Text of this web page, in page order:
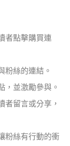
者點擊購買連
粉絲的連結。
，並激勵參與。
者留言或分享，
粉絲有行動的衝